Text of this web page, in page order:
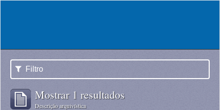
Filtro
Mostrar 1 resultados
Descrição arquivística